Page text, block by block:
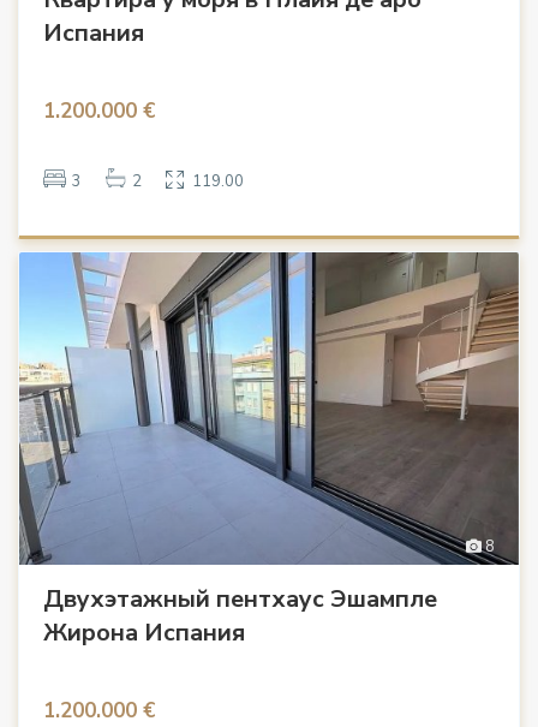
Испания
1.200.000 €
3 2 119.00
8
Двухэтажный пентхаус Эшампле
Жирона Испания
1.200.000 €